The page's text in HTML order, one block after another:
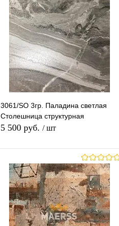
гр.1-2 гр.3-6 гр.7 гр.8
гр.9-11
Длина (Ваш Выбор)
3050mm
3061/SO 3гр. Паладина светлая
Столешница структурная
5 500 руб. / шт
В корзину
Купить в 1 клик К сравнению
В избранное В наличии
Толщина (Ваш Выбор)